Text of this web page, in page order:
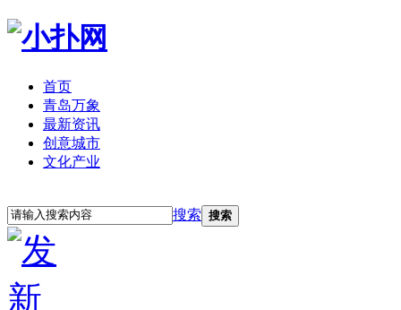
首页
青岛万象
最新资讯
创意城市
文化产业
搜索 搜索